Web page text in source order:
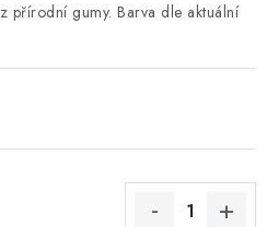
přírodní gumy. Barva dle aktuální